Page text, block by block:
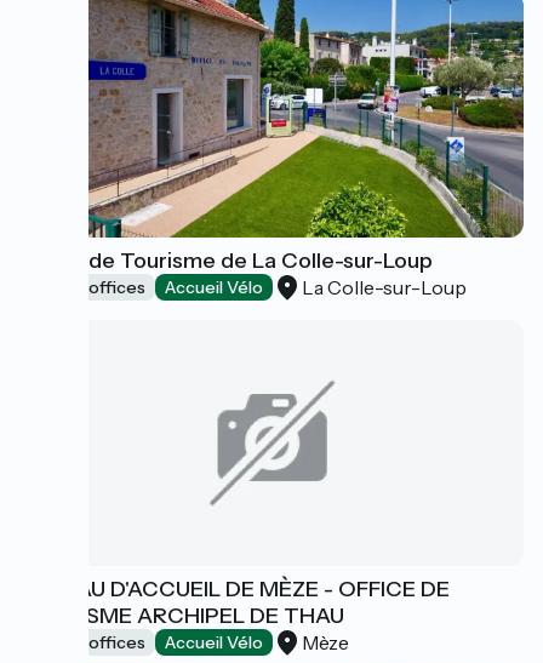
Office de Tourisme de La Colle-sur-Loup
Tourist offices Accueil Vélo La Colle-sur-Loup
BUREAU D'ACCUEIL DE MÈZE - OFFICE DE
TOURISME ARCHIPEL DE THAU
Tourist offices Accueil Vélo Mèze